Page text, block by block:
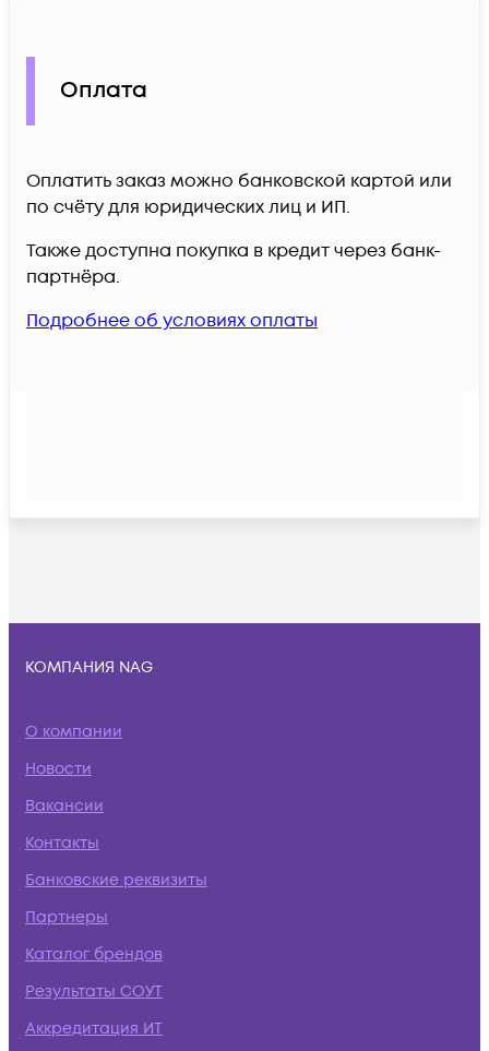
Оплата
Оплатить заказ можно банковской картой или
по счёту для юридических лиц и ИП.
Также доступна покупка в кредит через банк-
партнёра.
Подробнее об условиях оплаты
КОМПАНИЯ NAG
О компании
Новости
Вакансии
Контакты
Банковские реквизиты
Партнеры
Каталог брендов
Результаты СОУТ
Аккредитация ИТ